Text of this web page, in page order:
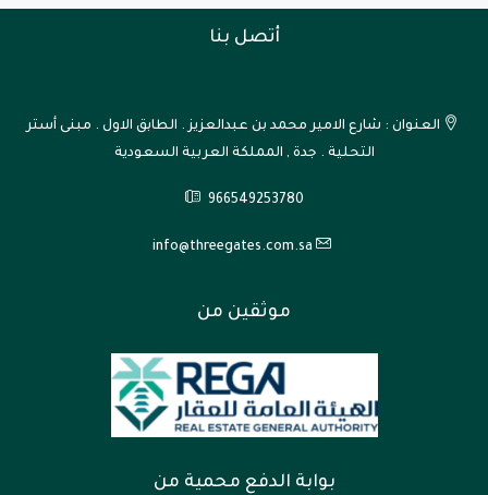
أتصل بنا
العنوان : شارع الامير محمد بن عبدالعزيز . الطابق الاول . مبنى أستر
التحلية . جدة , المملكة العربية السعودية
966549253780
info@threegates.com.sa
موثقين من
بوابة الدفع محمية من